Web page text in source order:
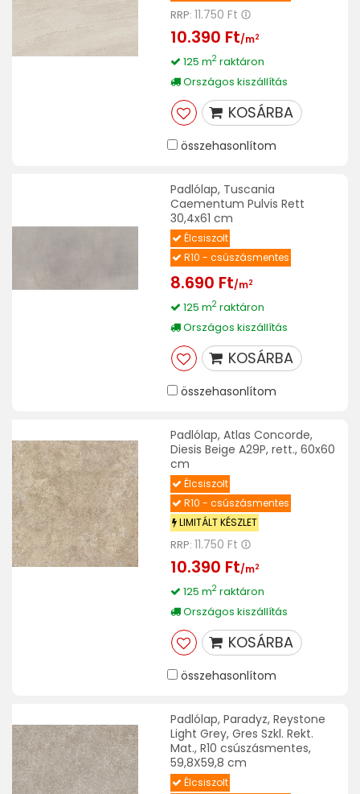
RRP: 11.750 Ft
10.390 Ft/m2
125 m2raktáron
Országos kiszállítás
KOSÁRBA
összehasonlítom
Padlólap, Tuscania
Caementum Pulvis Rett
30,4x61 cm
Élcsiszolt
R10 - csúszásmentes
8.690 Ft/m2
125 m2raktáron
Országos kiszállítás
KOSÁRBA
összehasonlítom
Padlólap, Atlas Concorde,
Diesis Beige A29P, rett., 60x60
cm
Élcsiszolt
R10 - csúszásmentes
LIMITÁLT KÉSZLET
RRP: 11.750 Ft
10.390 Ft/m2
125 m2raktáron
Országos kiszállítás
KOSÁRBA
összehasonlítom
Padlólap, Paradyz, Reystone
Light Grey, Gres Szkl. Rekt.
Mat., R10 csúszásmentes,
59,8X59,8 cm
Élcsiszolt